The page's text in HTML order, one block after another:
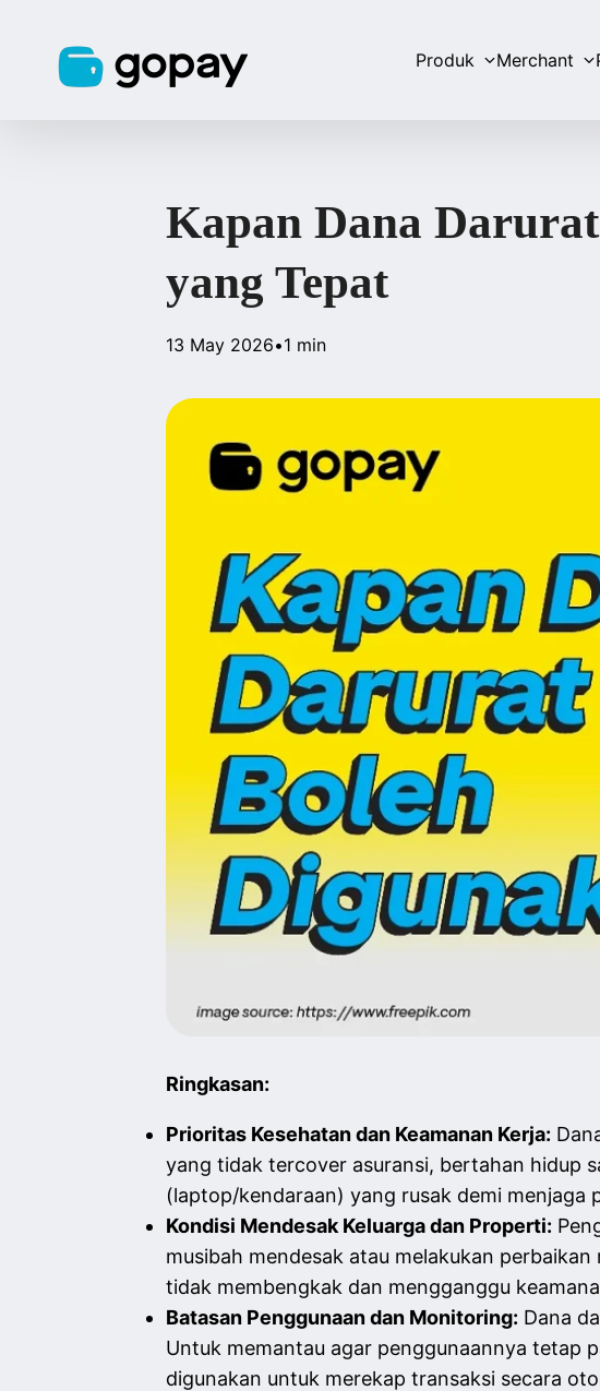
Produk Merchant
Kapan Dana
yang Tepat
13 May 2026•1 min
Ringkasan:
Prioritas Kesehatan dan Keamanan Kerja:
yang tidak tercover asuransi, bertahan hidup
(laptop/kendaraan) yang rusak demi menjaga
Kondisi Mendesak Keluarga dan Properti:
musibah mendesak atau melakukan
tidak membengkak dan mengganggu
Batasan Penggunaan dan Monitoring: Dana
Untuk memantau agar penggunaannya tetap
digunakan untuk merekap transaksi secara